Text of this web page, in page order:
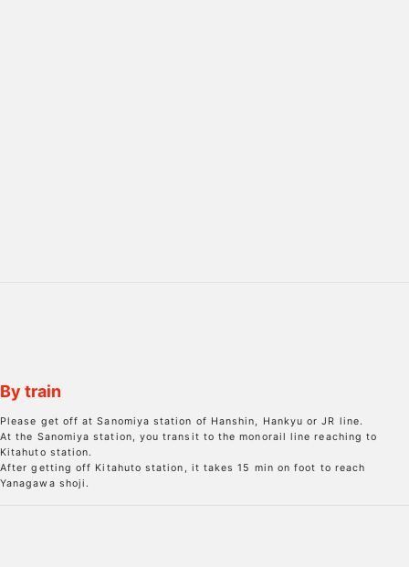
By train
Please get off at Sanomiya station of Hanshin, Hankyu or JR line.
At the Sanomiya station, you transit to the monorail line reaching to
Kitahuto station.
After getting off Kitahuto station, it takes 15 min on foot to reach
Yanagawa shoji.